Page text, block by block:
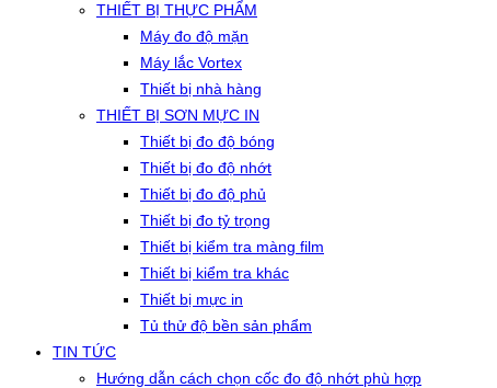
THIẾT BỊ THỰC PHẨM
Máy đo độ mặn
Máy lắc Vortex
Thiết bị nhà hàng
THIẾT BỊ SƠN MỰC IN
Thiết bị đo độ bóng
Thiết bị đo độ nhớt
Thiết bị đo độ phủ
Thiết bị đo tỷ trọng
Thiết bị kiểm tra màng film
Thiết bị kiểm tra khác
Thiết bị mực in
Tủ thử độ bền sản phẩm
TIN TỨC
Hướng dẫn cách chọn cốc đo độ nhớt phù hợp